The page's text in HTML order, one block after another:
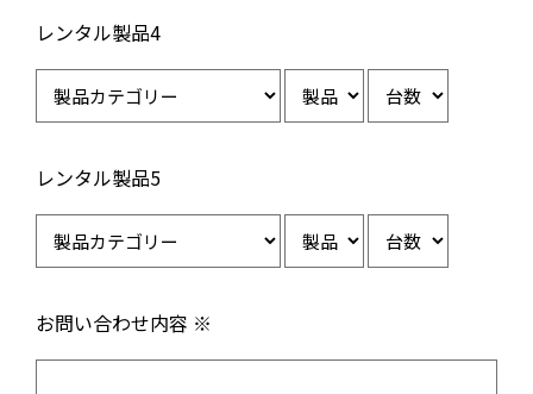
レンタル製品4
レンタル製品5
お問い合わせ内容 ※